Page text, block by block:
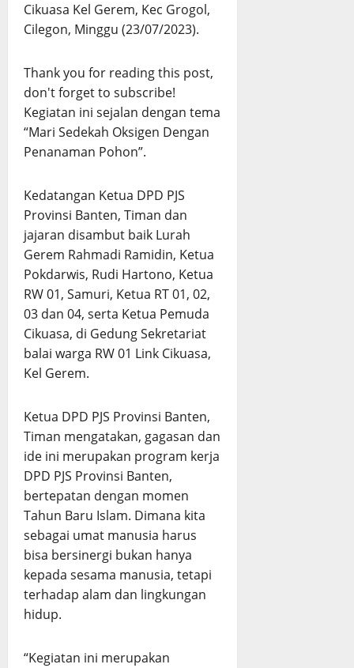
Cikuasa Kel Gerem, Kec Grogol,
Cilegon, Minggu (23/07/2023).
Thank you for reading this post,
don't forget to subscribe!
Kegiatan ini sejalan dengan tema
“Mari Sedekah Oksigen Dengan
Penanaman Pohon”.
Kedatangan Ketua DPD PJS
Provinsi Banten, Timan dan
jajaran disambut baik Lurah
Gerem Rahmadi Ramidin, Ketua
Pokdarwis, Rudi Hartono, Ketua
RW 01, Samuri, Ketua RT 01, 02,
03 dan 04, serta Ketua Pemuda
Cikuasa, di Gedung Sekretariat
balai warga RW 01 Link Cikuasa,
Kel Gerem.
Ketua DPD PJS Provinsi Banten,
Timan mengatakan, gagasan dan
ide ini merupakan program kerja
DPD PJS Provinsi Banten,
bertepatan dengan momen
Tahun Baru Islam. Dimana kita
sebagai umat manusia harus
bisa bersinergi bukan hanya
kepada sesama manusia, tetapi
terhadap alam dan lingkungan
hidup.
“Kegiatan ini merupakan